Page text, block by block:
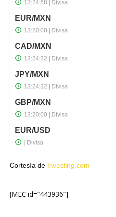
Cortesía de Investing.com
[MEC id="443936"]